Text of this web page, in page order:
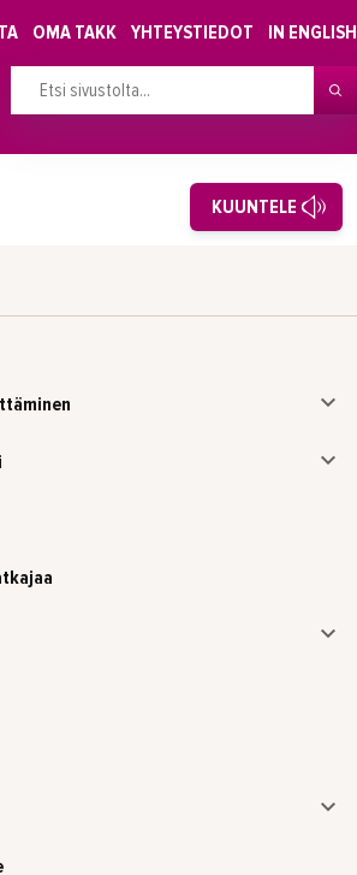
OMA TAKK YHTEYSTIEDOT IN ENGLISH
KUUNTELE
Alkavat koulutukset osiosta